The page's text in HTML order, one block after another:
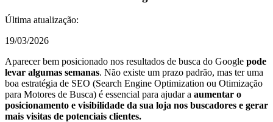
Última atualização:
19/03/2026
Aparecer bem posicionado nos resultados de busca do Google pode
levar algumas semanas. Não existe um prazo padrão, mas ter uma
boa estratégia de SEO (Search Engine Optimization ou Otimização
para Motores de Busca) é essencial para ajudar a aumentar o
posicionamento e visibilidade da sua loja nos buscadores e gerar
mais visitas de potenciais clientes.